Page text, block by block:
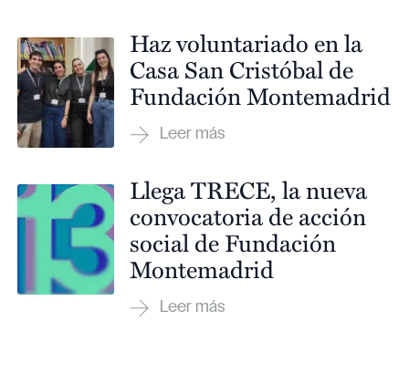
Haz voluntariado en la
Casa San Cristóbal de
Fundación Montemadrid
Llega TRECE, la nueva
convocatoria de acción
social de Fundación
Montemadrid